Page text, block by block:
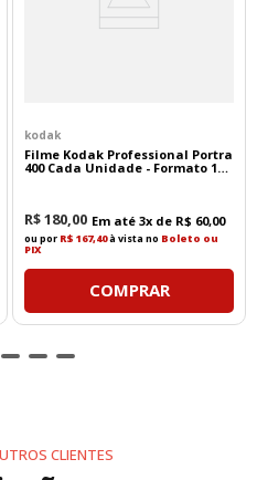
kodak
Filme Kodak Professional Portra
400 Cada Unidade - Formato 135
R$180,00 Em até 3x de R$ 60,00
ou por R$ 167,40à vista no Boleto ou
PIX
COMPRAR
CLIENTES